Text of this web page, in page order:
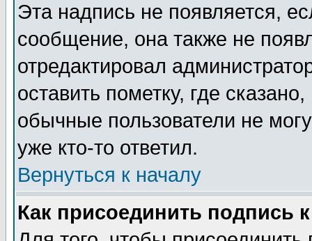
Эта надпись не появляется,
сообщение, она также не
отредактировал
оставить пометку, где
обычные пользователи не
уже кто-то ответил.
Вернуться к началу
Как присоединить подпись